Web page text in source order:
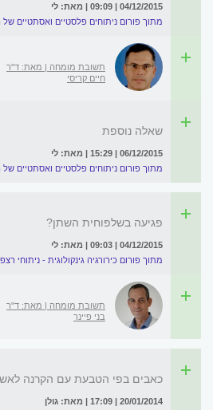
04/12/2015 | 09:09 | מאת: לי
מתוך פורום ניתוחים פלסטיים ואסתטיים
תשובת מומחה | מאת: ד''ר
חיים קריסי
שאלה נוספת
06/12/2015 | 15:29 | מאת: לי
מתוך פורום ניתוחים פלסטיים ואסתטיים
פגיעה בשלפוחית השתן?
04/12/2015 | 09:03 | מאת: לי
מתוך פורום כירורגיה גינקולוגית - ניתוחי
תשובת מומחה | מאת: ד"ר
בני פיינר
כאבים בפי הטבעת עם הקרנה
20/01/2014 | 17:09 | מאת: גולן